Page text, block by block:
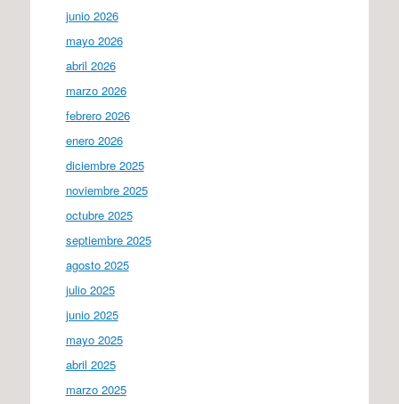
junio 2026
mayo 2026
abril 2026
marzo 2026
febrero 2026
enero 2026
diciembre 2025
noviembre 2025
octubre 2025
septiembre 2025
agosto 2025
julio 2025
junio 2025
mayo 2025
abril 2025
marzo 2025